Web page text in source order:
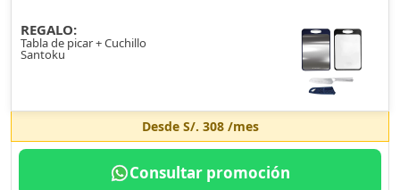
REGALO:
Tabla de picar + Cuchillo
Santoku
Desde S/. 308/mes
Consultar promoción